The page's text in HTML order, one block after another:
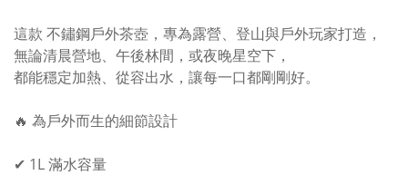
這款 不鏽鋼戶外茶壺，專為露營、登山與戶外玩家打造，
無論清晨營地、午後林間，或夜晚星空下，
都能穩定加熱、從容出水，讓每一口都剛剛好。
🔥 為戶外而生的細節設計
✔ 1L 滿水容量